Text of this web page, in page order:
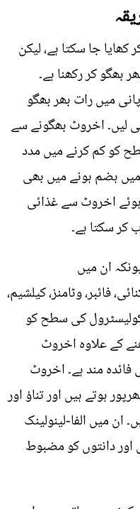
جا سکتا ہے، لیکن
بھگو کر رکھنا ہے۔
کپ پانی میں رات بھر بھگو
لیں۔ اخروٹ بھگونے سے
کو کم کرنے میں مدد
ہضم ہونے میں بھی
اخروٹ سے غذائی
کر سکتا ہے۔
ان میں
فائبر، وٹامنز، کیلشیم،
کولیسٹرول کی سطح کو
کے علاوہ اخروٹ
مند ہے۔ اخروٹ
ہوتے ہیں اور تناؤ اور
ان میں الفا-لینولینک
اور دانتوں کو مضبوط